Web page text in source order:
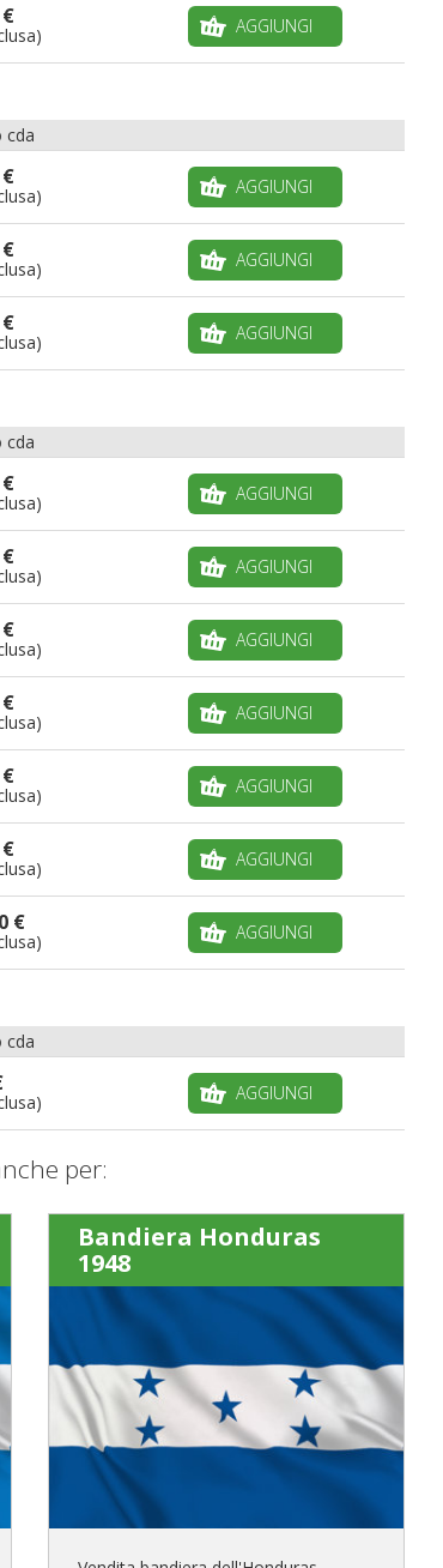
AGGIUNGI
cda
AGGIUNGI
AGGIUNGI
AGGIUNGI
cda
AGGIUNGI
AGGIUNGI
AGGIUNGI
AGGIUNGI
AGGIUNGI
AGGIUNGI
€ AGGIUNGI
cda
AGGIUNGI
per:
Bandiera Honduras
1948